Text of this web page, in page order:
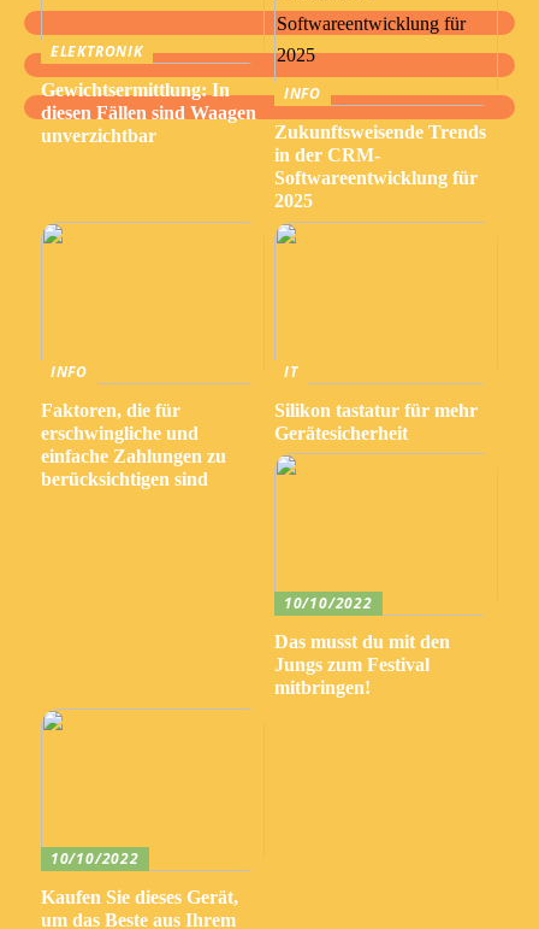
ELEKTRONIK
Gewichtsermittlung: In
diesen Fällen sind Waagen
unverzichtbar
INFO
Zukunftsweisende Trends
in der CRM-
Softwareentwicklung für
2025
INFO
Faktoren, die für
erschwingliche und
einfache Zahlungen zu
berücksichtigen sind
IT
Silikon tastatur für mehr
Gerätesicherheit
10/10/2022
Das musst du mit den
Jungs zum Festival
mitbringen!
10/10/2022
Kaufen Sie dieses Gerät,
um das Beste aus Ihrem